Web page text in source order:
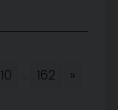
10 162 »